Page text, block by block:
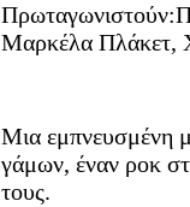
Μαρκέλα Πλάκετ,
Μια εμπνευσμένη
γάμων, έναν ροκ
τους.